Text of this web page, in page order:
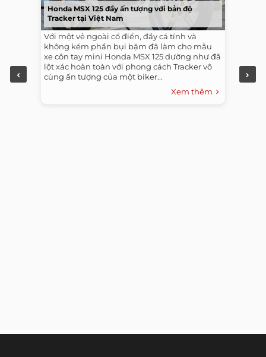
Honda MSX 125 đầy ấn tượng với bản độ
Tracker tại Việt Nam
Với một vẻ ngoài cổ điển, đầy cá tính và
không kém phần bụi bặm đã làm cho mẫu
xe côn tay mini Honda MSX 125 dường như đã
lột xác hoàn toàn với phong cách Tracker vô
cùng ấn tượng của một biker...
Xem thêm